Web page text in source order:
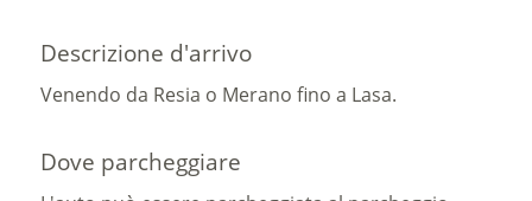
Descrizione d'arrivo
Venendo da Resia o Merano fino a Lasa.
Dove parcheggiare